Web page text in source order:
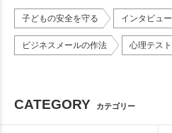
子どもの安全を守る インタビュー
ビジネスメールの作法 心理テスト
CATEGORY カテゴリー